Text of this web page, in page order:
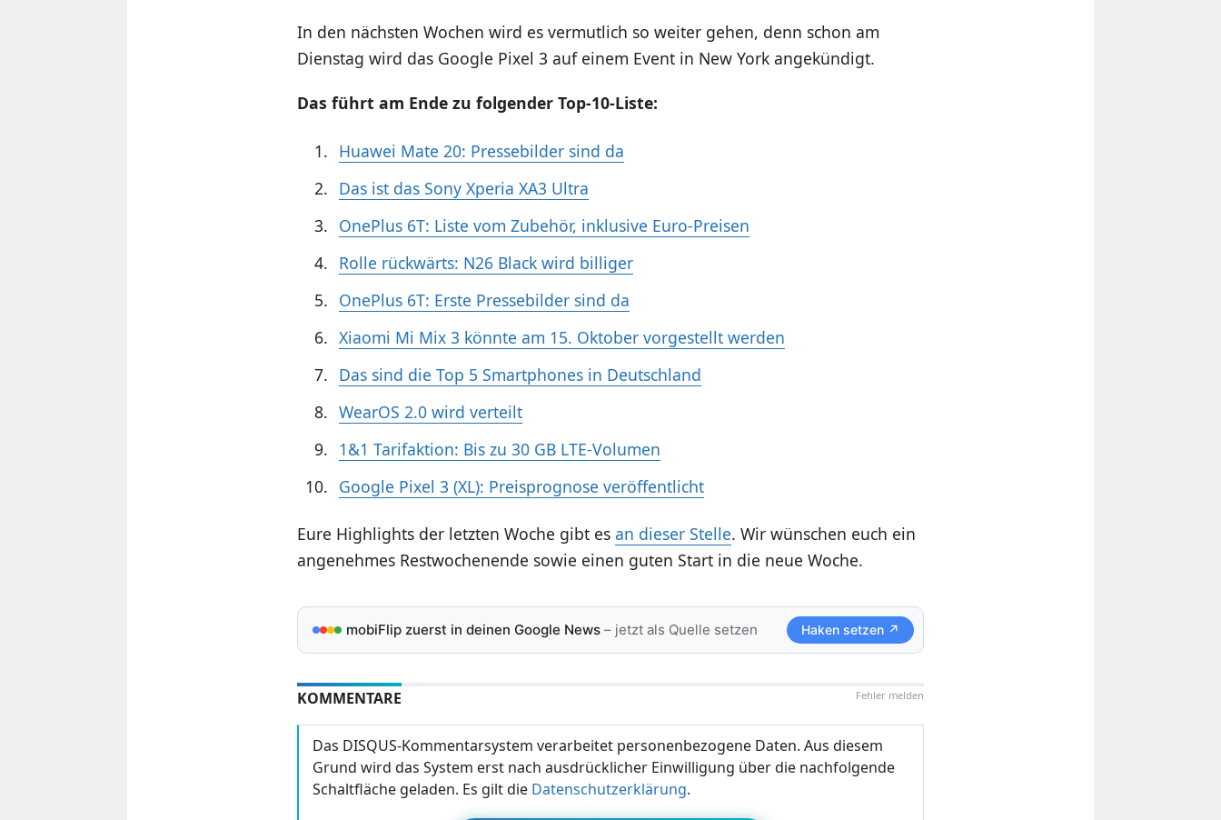
In den nächsten Wochen wird es vermutlich so weiter gehen, denn schon am
Dienstag wird das Google Pixel 3 auf einem Event in New York angekündigt.
Das führt am Ende zu folgender Top-10-Liste:
Huawei Mate 20: Pressebilder sind da
Das ist das Sony Xperia XA3 Ultra
OnePlus 6T: Liste vom Zubehör, inklusive Euro-Preisen
Rolle rückwärts: N26 Black wird billiger
OnePlus 6T: Erste Pressebilder sind da
Xiaomi Mi Mix 3 könnte am 15. Oktober vorgestellt werden
Das sind die Top 5 Smartphones in Deutschland
WearOS 2.0 wird verteilt
1&1 Tarifaktion: Bis zu 30 GB LTE-Volumen
Google Pixel 3 (XL): Preisprognose veröffentlicht
Eure Highlights der letzten Woche gibt es an dieser Stelle. Wir wünschen euch ein
angenehmes Restwochenende sowie einen guten Start in die neue Woche.
mobiFlip zuerst in deinen Google News– jetzt als Quelle setzen Haken setzen ↗
Fehler melden
KOMMENTARE
Das DISQUS-Kommentarsystem verarbeitet personenbezogene Daten. Aus diesem
Grund wird das System erst nach ausdrücklicher Einwilligung über die nachfolgende
Schaltfläche geladen. Es gilt die Datenschutzerklärung.